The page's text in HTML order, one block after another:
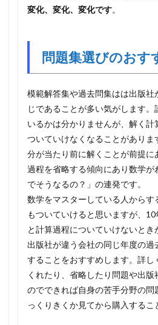
変化、変化、変化です。
問題集選びのおす
模範解答集や過去問集はは出版社
じであることが多い気がします
いるかは分かりませんが、解く計
ついていけなくなることがありま
分が当たり前に解くことが前提に
過程を省略する傾向にあり数学が
でそうなるの？」の連発です。
数学をマスターしている人からす
もついていけると思いますが、
と計算過程についていけないと
出版社が違う会社の同じ年度の過
することをおすすめします。詳し
くれたり、省略したり問題や出
のでできれば自身の苦手分野の問
っくりきくか見てから購入するこ